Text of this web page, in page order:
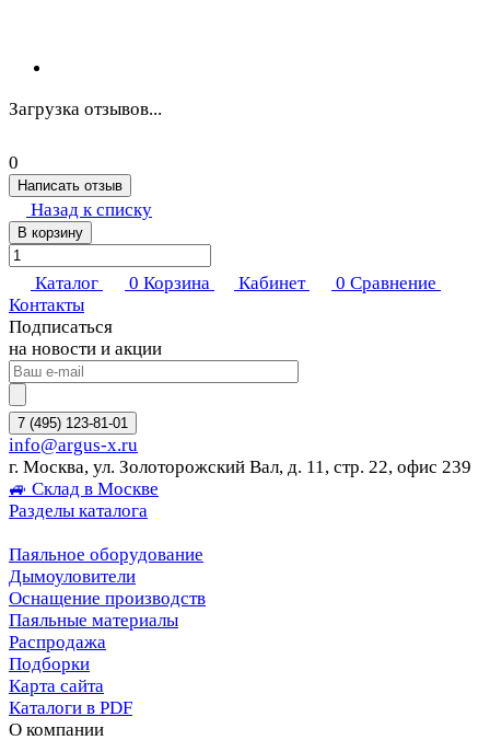
Загрузка отзывов...
0
Написать отзыв
Назад к списку
В корзину
Каталог 0 Корзина Кабинет 0 Сравнение
Контакты
Подписаться
на новости и акции
7 (495) 123-81-01
info@argus-x.ru
г. Москва, ул. Золоторожский Вал, д. 11, стр. 22, офис 239
🚙 Склад в Москве
Разделы каталога
Паяльное оборудование
Дымоуловители
Оснащение производств
Паяльные материалы
Распродажа
Подборки
Карта сайта
Каталоги в PDF
О компании